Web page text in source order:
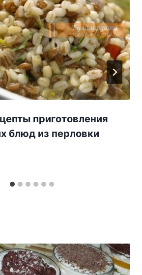
приготовления
блюд из перловки